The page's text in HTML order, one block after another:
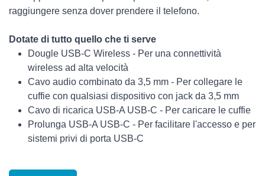
raggiungere senza dover prendere il telefono.
Dotate di tutto quello che ti serve
Dougle USB-C Wireless - Per una connettività
wireless ad alta velocità
Cavo audio combinato da 3,5 mm - Per collegare le
cuffie con qualsiasi dispositivo con jack da 3,5 mm
Cavo di ricarica USB-A USB-C - Per caricare le cuffie
Prolunga USB-A USB-C - Per facilitare l'accesso e per
sistemi privi di porta USB-C